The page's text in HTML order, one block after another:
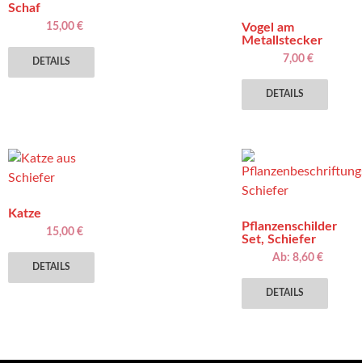
Schaf
15,00 €
DETAILS
Vogel am
Metallstecker
7,00 €
DETAILS
Katze
15,00 €
DETAILS
Pflanzenschilder
Set, Schiefer
Ab: 8,60 €
DETAILS